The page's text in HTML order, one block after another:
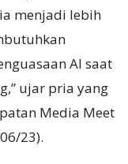
menjadi lebih
AI saat
ujar pria yang
Media Meet
23).